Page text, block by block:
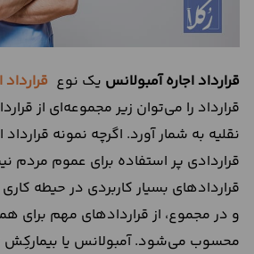
قرارداد اجاره آمبولانس یک نوع قرارداد
قرارداد را می‌توان زیر مجموعه‌ای از
نقلیه به شمار آورد. اگرچه نمونه قرارداد
قراردادی پر استفاده برای عموم مردم
قراردادهای بسیار کاربردی در حیطه
و در مجموع، از قراردادهای مهم برای
محسوب می‌شود. آمبولانس یا بیمارکِش